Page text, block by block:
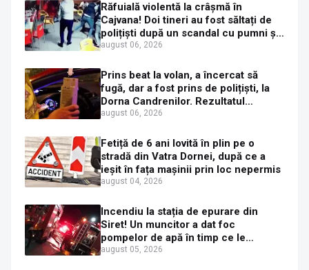
Răfuială violentă la crâșmă în
Cajvana! Doi tineri au fost săltați de
polițiști după un scandal cu pumni și
mașini distruse
august 06, 2026
Prins beat la volan, a încercat să
fugă, dar a fost prins de polițiști, la
Dorna Candrenilor. Rezultatul
etilotestului: 1,59 mg/l alcool pur în
august 06, 2026
Fetiță de 6 ani lovită în plin pe o
stradă din Vatra Dornei, după ce a
ieșit în fața mașinii prin loc nepermis
august 04, 2026
Incendiu la stația de epurare din
Siret! Un muncitor a dat foc
pompelor de apă în timp ce le
alimenta cu combustibil
august 05, 2026